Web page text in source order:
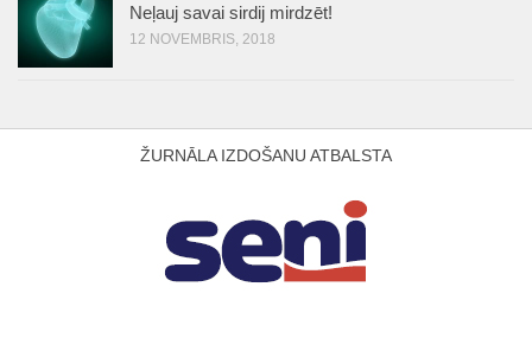
Neļauj savai sirdij mirdzēt!
12 NOVEMBRIS, 2018
ŽURNĀLA IZDOŠANU ATBALSTA